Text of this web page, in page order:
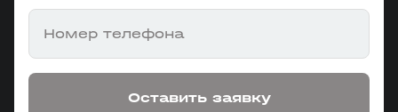
Номер телефона
Оставить заявку